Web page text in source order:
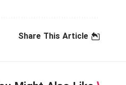
Share This Article